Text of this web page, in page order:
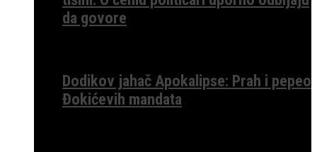
da govore
Dodikov jahač Apokalipse: Prah i pepeo
Đokićevih mandata